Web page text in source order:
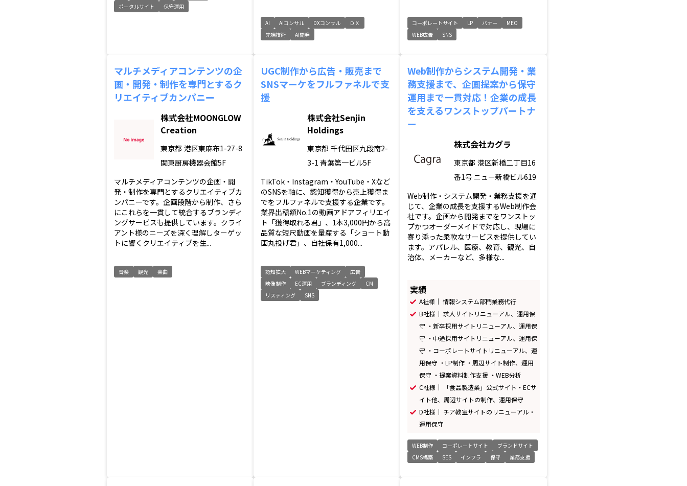
ポータルサイト
保守運用
AI AIコンサル DXコンサル
ＤＸ
先端技術
AI開発
コーポレートサイト LP バナー
MEO
WEB広告
SNS
マルチメディアコンテンツの企
画・開発・制作を専門とするク
リエイティブカンパニー
株式会社MOONGLOW
Creation
東京都 港区東麻布1-27-8
関東厨房機器会館5F
マルチメディアコンテンツの企画・開
発・制作を専門とするクリエイティブカ
ンパニーです。企画段階から制作、さら
にこれらを一貫して統合するブランディ
ングサービスも提供しています。クライ
アント様のニーズを深く理解しターゲッ
トに響くクリエイティブを生...
音楽 観光 楽曲
UGC制作から広告・販売まで
SNSマーケをフルファネルで支
援
株式会社Senjin
Holdings
東京都 千代田区九段南2-
3-1 青葉第一ビル5F
TikTok・Instagram・YouTube・Xなど
のSNSを軸に、認知獲得から売上獲得ま
でをフルファネルで支援する企業です。
業界出稿額No.1の動画アドアフィリエイ
ト「獲得取れる君」、1本3,000円から高
品質な短尺動画を量産する「ショート動
画丸投げ君」、自社保有1,000...
認知拡大 WEBマーケティング
広告
映像制作
EC運用 ブランディング
CM
リスティング
SNS
Web制作からシステム開発・業
務支援まで、企画提案から保守
運用まで一貫対応！企業の成長
を支えるワンストップパートナ
ー
株式会社カグラ
東京都 港区新橋二丁目16
番1号 ニュー新橋ビル619
Web制作・システム開発・業務支援を通
じて、企業の成長を支援するWeb制作会
社です。企画から開発までをワンストッ
プかつオーダーメイドで対応し、現場に
寄り添った柔軟なサービスを提供してい
ます。アパレル、医療、教育、観光、自
治体、メーカーなど、多様な...
実績
A社様｜ 情報システム部門業務代行
B社様｜ 求人サイトリニューアル、運用保
守 ・新卒採用サイトリニューアル、運用保
守 ・中途採用サイトリニューアル、運用保
守 ・コーポレートサイトリニューアル、運
用保守 ・LP制作 ・周辺サイト制作、運用
保守 ・提案資料制作支援 ・WEB分析
C社様｜ 「食品製造業」公式サイト・ECサ
イト他、周辺サイトの制作、運用保守
D社様｜ チア教室サイトのリニューアル・
運用保守
WEB制作 コーポレートサイト
ブランドサイト
CMS構築
SES インフラ 保守 業務支援